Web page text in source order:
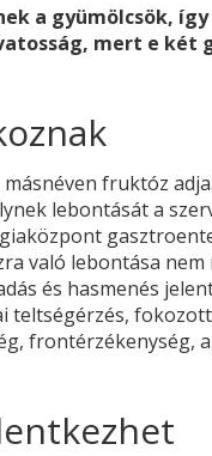
a gyümölcsök,
mert e két
fruktóz
lebontását a
való lebontása
és hasmenés
teltségérzés,
frontérzékenység,